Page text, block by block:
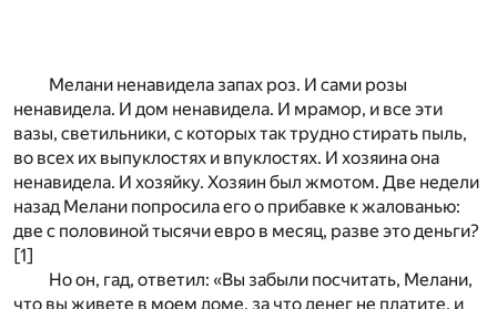
Мелани ненавидела запах роз. И сами розы
ненавидела. И дом ненавидела. И мрамор, и все эти
вазы, светильники, с которых так трудно стирать пыль,
во всех их выпуклостях и впуклостях. И хозяина она
ненавидела. И хозяйку. Хозяин был жмотом. Две недели
назад Мелани попросила его о прибавке к жалованью:
две с половиной тысячи евро в месяц, разве это деньги?
[1]
Но он, гад, ответил: «Вы забыли посчитать, Мелани,
что вы живете в моем доме, за что денег не платите, и